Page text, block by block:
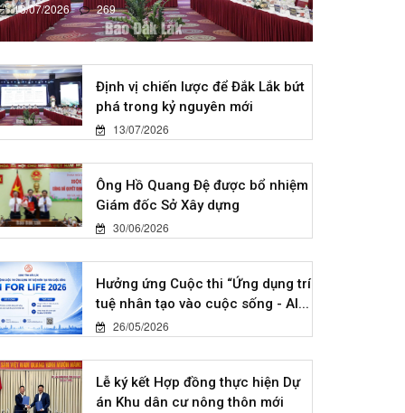
13/07/2026 269
Định vị chiến lược để Đắk Lắk bứt
phá trong kỷ nguyên mới
13/07/2026
Ông Hồ Quang Đệ được bổ nhiệm
Giám đốc Sở Xây dựng
30/06/2026
Hưởng ứng Cuộc thi “Ứng dụng trí
tuệ nhân tạo vào cuộc sống - AI...
26/05/2026
Lễ ký kết Hợp đồng thực hiện Dự
án Khu dân cư nông thôn mới